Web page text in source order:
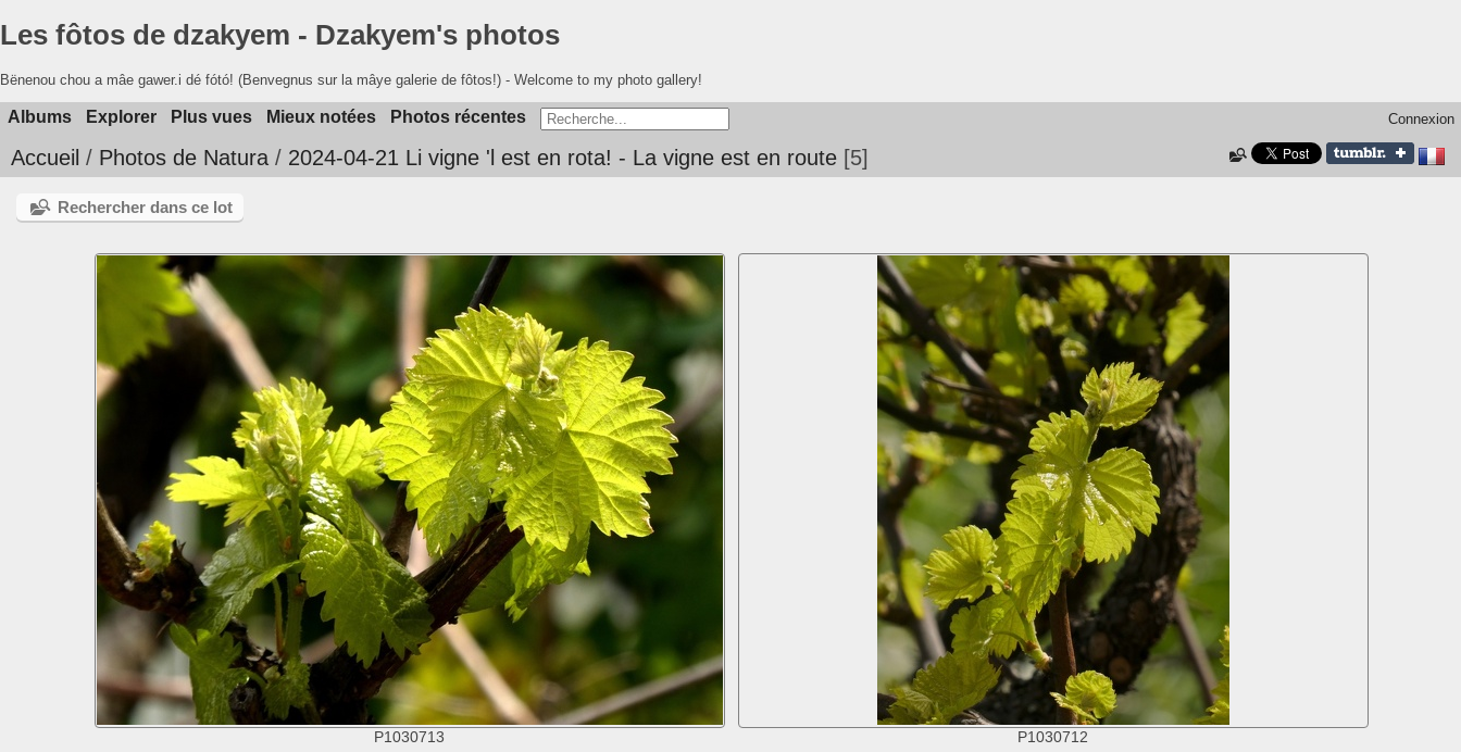
Les fôtos de dzakyem - Dzakyem's photos
Bënenou chou a mâe gawer.i dé fótó! (Benvegnus sur la mâye galerie de fôtos!) - Welcome to my photo gallery!
Albums Explorer Plus vues Mieux notées Photos récentes Connexion
Accueil / Photos de Natura / 2024-04-21 Li vigne 'l est en rota! - La vigne est en route 5
Rechercher dans ce lot
P1030713 P1030712